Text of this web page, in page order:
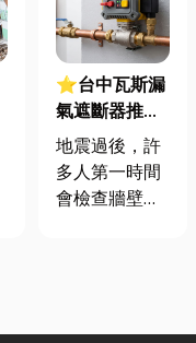
⭐台中瓦斯漏
氣遮斷器推薦
廠商在這！地
震氣爆怎麼
防？警報器與
地震過後，許
多人第一時間
會檢查牆壁裂
線。日前日本